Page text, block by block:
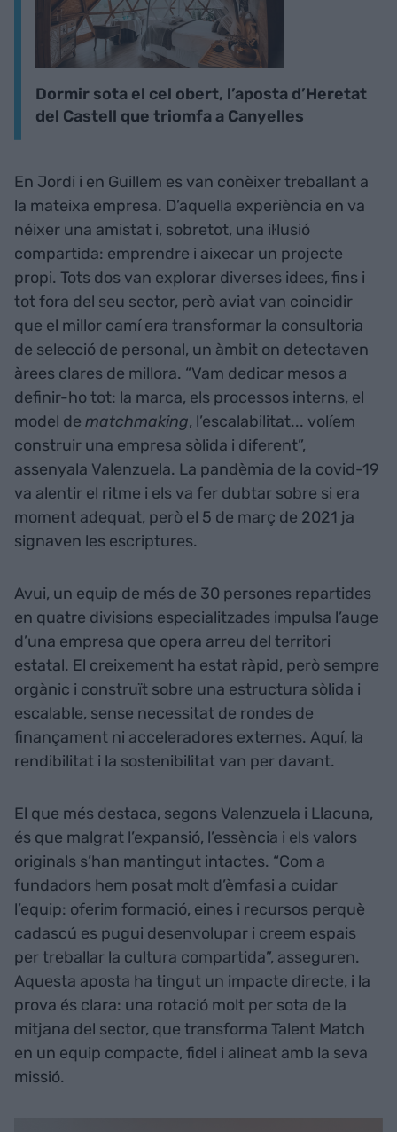
Dormir sota el cel obert, l’aposta d’Heretat
del Castell que triomfa a Canyelles
En Jordi i en Guillem es van conèixer treballant a
la mateixa empresa. D’aquella experiència en va
néixer una amistat i, sobretot, una il·lusió
compartida: emprendre i aixecar un projecte
propi. Tots dos van explorar diverses idees, fins i
tot fora del seu sector, però aviat van coincidir
que el millor camí era transformar la consultoria
de selecció de personal, un àmbit on detectaven
àrees clares de millora. “Vam dedicar mesos a
definir-ho tot: la marca, els processos interns, el
model de matchmaking, l’escalabilitat... volíem
construir una empresa sòlida i diferent”,
assenyala Valenzuela. La pandèmia de la covid-19
va alentir el ritme i els va fer dubtar sobre si era
moment adequat, però el 5 de març de 2021 ja
signaven les escriptures.
Avui, un equip de més de 30 persones repartides
en quatre divisions especialitzades impulsa l’auge
d’una empresa que opera arreu del territori
estatal. El creixement ha estat ràpid, però sempre
orgànic i construït sobre una estructura sòlida i
escalable, sense necessitat de rondes de
finançament ni acceleradores externes. Aquí, la
rendibilitat i la sostenibilitat van per davant.
El que més destaca, segons Valenzuela i Llacuna,
és que malgrat l’expansió, l’essència i els valors
originals s’han mantingut intactes. “Com a
fundadors hem posat molt d’èmfasi a cuidar
l’equip: oferim formació, eines i recursos perquè
cadascú es pugui desenvolupar i creem espais
per treballar la cultura compartida”, asseguren.
Aquesta aposta ha tingut un impacte directe, i la
prova és clara: una rotació molt per sota de la
mitjana del sector, que transforma Talent Match
en un equip compacte, fidel i alineat amb la seva
missió.